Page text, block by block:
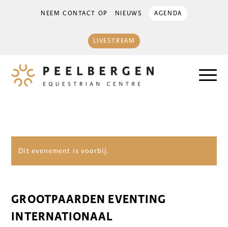
NEEM CONTACT OP NIEUWS AGENDA
LIVESTREAM
Dit evenement is voorbij.
GROOTPAARDEN EVENTING
INTERNATIONAAL